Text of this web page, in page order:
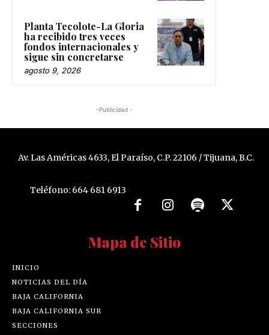
Planta Tecolote-La Gloria
ha recibido tres veces
fondos internacionales y
sigue sin concretarse
agosto 9, 2026
-Publicidad -
Av. Las Américas 4633, El Paraíso, C.P. 22106 / Tijuana, B.C.
Teléfono: 664 681 6913
Mapa de Sitio
INICIO
NOTICIAS DEL DÍA
BAJA CALIFORNIA
BAJA CALIFORNIA SUR
SECCIONES